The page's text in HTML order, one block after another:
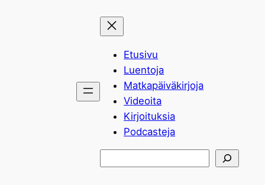
Etusivu
Luentoja
Matkapäiväkirjoja
Videoita
Kirjoituksia
Podcasteja